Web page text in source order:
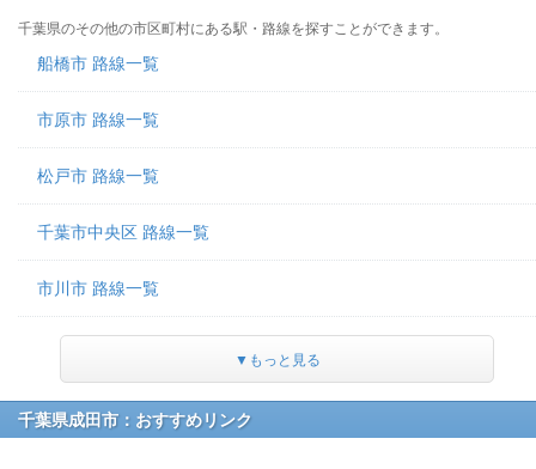
千葉県のその他の市区町村にある駅・路線を探すことができます。
船橋市 路線一覧
市原市 路線一覧
松戸市 路線一覧
千葉市中央区 路線一覧
市川市 路線一覧
▼もっと見る
千葉県成田市：おすすめリンク